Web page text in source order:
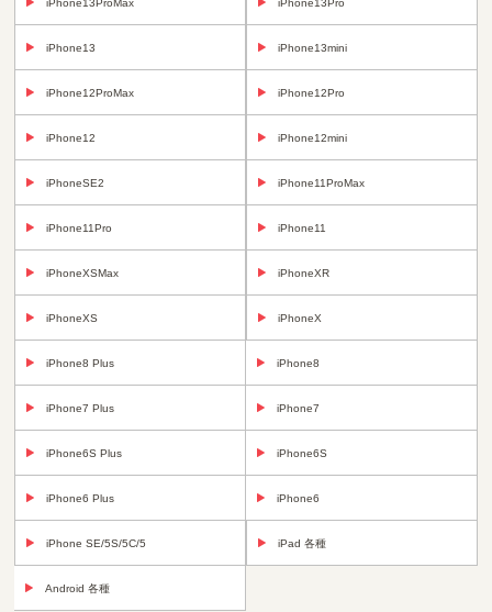
iPhone13 iPhone13mini
iPhone12ProMax iPhone12Pro
iPhone12 iPhone12mini
iPhoneSE2 iPhone11ProMax
iPhone11Pro iPhone11
iPhoneXSMax iPhoneXR
iPhoneXS iPhoneX
iPhone8 Plus iPhone8
iPhone7 Plus iPhone7
iPhone6S Plus iPhone6S
iPhone6 Plus iPhone6
iPhone SE/5S/5C/5 iPad 各種
Android 各種